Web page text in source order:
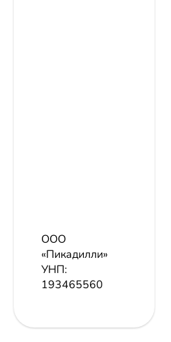
ООО
«Пикадилли»
УНП:
193465560